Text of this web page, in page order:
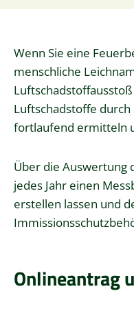
Wenn Sie eine
menschliche
Luftschadstoffe
fortlaufend ermitteln
Über die Auswertung
jedes Jahr einen
erstellen lassen und
Onlineantrag